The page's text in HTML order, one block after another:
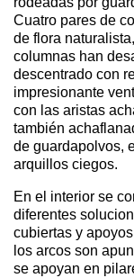
Cuatro pares de
de flora
columnas han
descentrado con
impresionante
con las aristas
también
de guardapolvos,
arquillos ciegos.
En el interior se
diferentes
cubiertas y
los arcos son
se apoyan en